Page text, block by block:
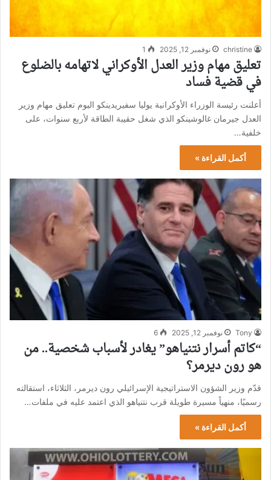
christine نوفمبر 12, 2025 1
تعليق مهام وزير العدل الأوكراني لاتهامه بالضلوع
في قضية فساد
أعلنت رئيسة الوزراء الأوكرانية يوليا سفيريدينكو اليوم تعليق مهام وزير
العدل جيرمان غالوشينكو الذي شغل حقيبة الطاقة لأربع سنوات، على
خلفية…
أكمل القراءة »
Tony نوفمبر 12, 2025 6
“كاتم أسرار نتنياهو” يغادر لأسباب شخصية.. من
هو رون ديرمر؟
قدّم وزير الشؤون الاستراتيجية الإسرائيلي رون ديرمر، الثلاثاء، استقالته
رسميًا، منهياً مسيرة طويلة قرب نتنياهو الذي اعتمد عليه في ملفات…
أكمل القراءة »